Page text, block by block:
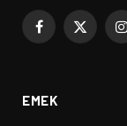
Facebook
X
EMEK